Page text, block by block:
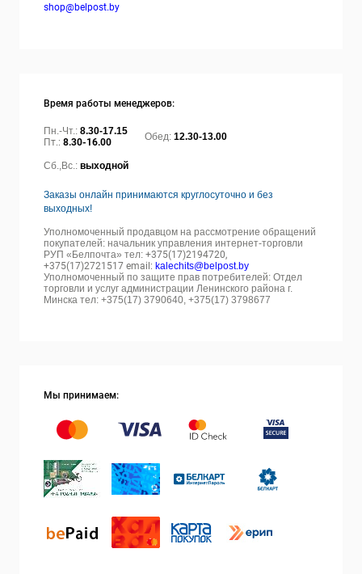
shop@belpost.by
Время работы менеджеров:
Пн.-Чт.: 8.30-17.15
Пт.: 8.30-16.00 Обед: 12.30-13.00
Сб.,Вс.: выходной
Заказы онлайн принимаются круглосуточно и без
выходных!
Уполномоченный продавцом на рассмотрение обращений
покупателей: начальник управления интернет-торговли
РУП «Белпочта» тел: +375(17)2194720,
+375(17)2721517 email: kalechits@belpost.by
Уполномоченный по защите прав потребителей: Отдел
торговли и услуг администрации Ленинского района г.
Минска тел: +375(17) 3790640, +375(17) 3798677
Мы принимаем: